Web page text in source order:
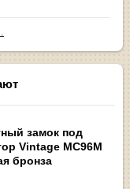
замок под
Vintage MC96M
бронза